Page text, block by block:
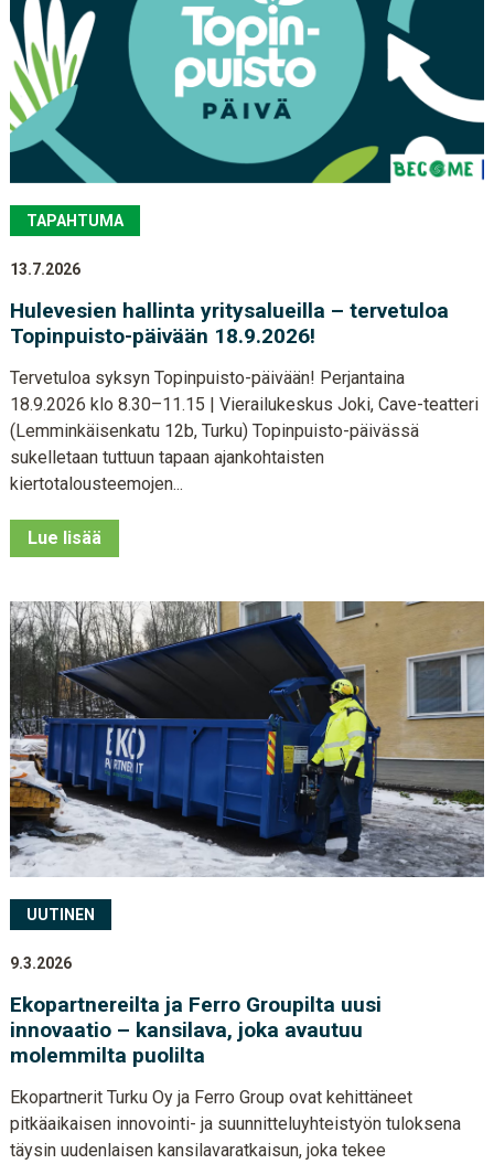
TAPAHTUMA
13.7.2026
Hulevesien hallinta yritysalueilla – tervetuloa
Topinpuisto-päivään 18.9.2026!
Tervetuloa syksyn Topinpuisto-päivään! Perjantaina
18.9.2026 klo 8.30–11.15 | Vierailukeskus Joki, Cave-teatteri
(Lemminkäisenkatu 12b, Turku) Topinpuisto-päivässä
sukelletaan tuttuun tapaan ajankohtaisten
kiertotalousteemojen...
Lue lisää
UUTINEN
9.3.2026
Ekopartnereilta ja Ferro Groupilta uusi
innovaatio – kansilava, joka avautuu
molemmilta puolilta
Ekopartnerit Turku Oy ja Ferro Group ovat kehittäneet
pitkäaikaisen innovointi- ja suunnitteluyhteistyön tuloksena
täysin uudenlaisen kansilavaratkaisun, joka tekee